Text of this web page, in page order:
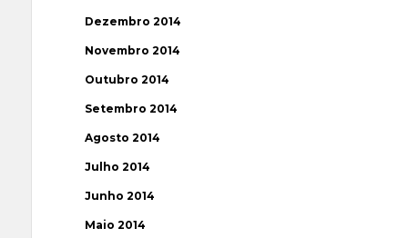
Dezembro 2014
Novembro 2014
Outubro 2014
Setembro 2014
Agosto 2014
Julho 2014
Junho 2014
Maio 2014